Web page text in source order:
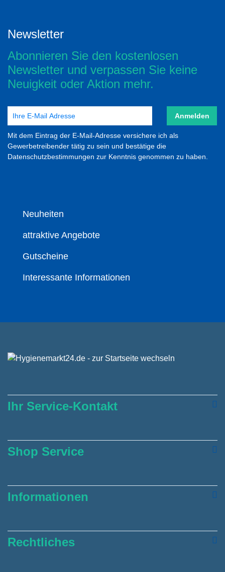
Newsletter
Abonnieren Sie den kostenlosen
Newsletter und verpassen Sie keine
Neuigkeit oder Aktion mehr.
Anmelden
Mit dem Eintrag der E-Mail-Adresse versichere ich als
Gewerbetreibender tätig zu sein und bestätige die
Datenschutzbestimmungen zur Kenntnis genommen zu haben.
Neuheiten
attraktive Angebote
Gutscheine
Interessante Informationen
Ihr Service-Kontakt
Shop Service
Informationen
Rechtliches